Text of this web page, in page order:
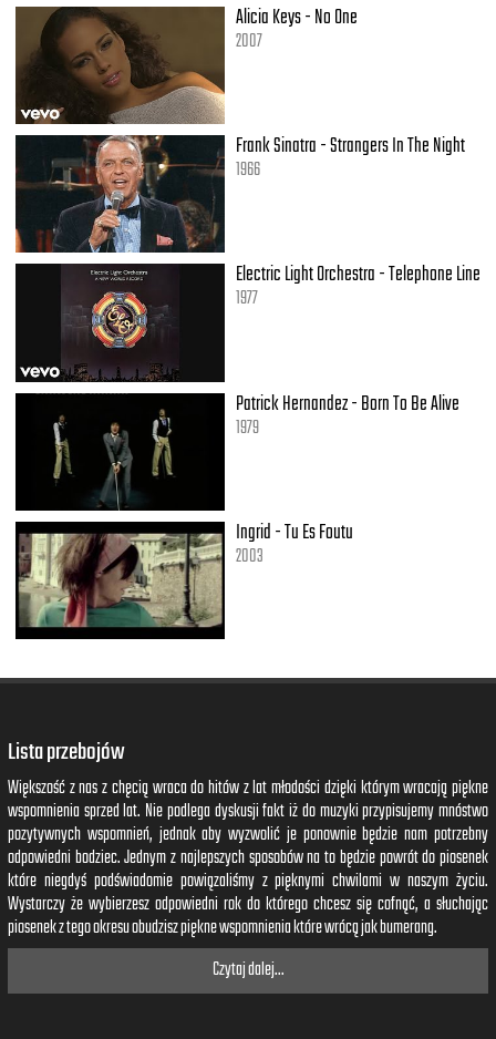
Miałam być królową balu
Prawie dostałam szału
Nawet kupiłam instax'a
Dla mnie to była masakra
Miałam mieć bukiet na dłoni
Dostałam areszt domowy
Ja tak o tym marzyłam dlatego może
Weź mnie do tańca
O północy w centrum miasta
Na pasach
Mnie całuj i obracaj
Jakby nie było świata
Stwórzmy prywatny bal
Stwórzmy prywatny bal x4
Alicia Keys - No One
2007
Frank Sinatra - Strangers In The Night
1966
Electric Light Orchestra - Telephone Line
1977
Patrick Hernandez - Born To Be Alive
1979
Ingrid - Tu Es Foutu
2003
Lista przebojów
Większość z nas z chęcią wraca do hitów z lat młodości dzięki którym wracają piękne
wspomnienia sprzed lat. Nie podlega dyskusji fakt iż do muzyki przypisujemy mnóstwo
pozytywnych wspomnień, jednak aby wyzwolić je ponownie będzie nam potrzebny
odpowiedni bodziec. Jednym z najlepszych sposobów na to będzie powrót do piosenek
które niegdyś podświadomie powiązaliśmy z pięknymi chwilami w naszym życiu.
Wystarczy że wybierzesz odpowiedni rok do którego chcesz się cofnąć, a słuchając
piosenek z tego okresu obudzisz piękne wspomnienia które wrócą jak bumerang.
Czytaj dalej...